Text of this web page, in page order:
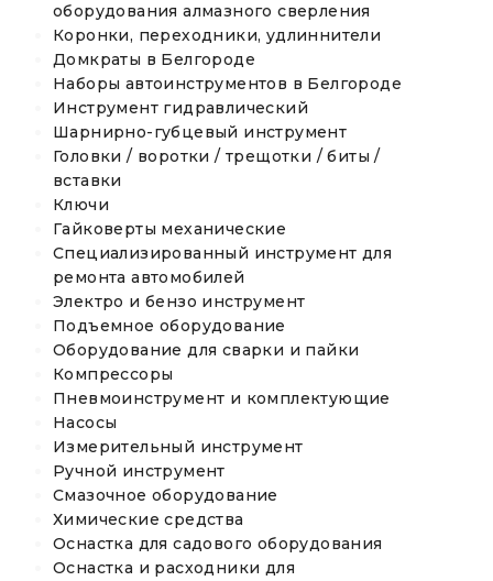
оборудования алмазного сверления
Коронки, переходники, удлиннители
Домкраты в Белгороде
Наборы автоинструментов в Белгороде
Инструмент гидравлический
Шарнирно-губцевый инструмент
Головки / воротки / трещотки / биты /
вставки
Ключи
Гайковерты механические
Специализированный инструмент для
ремонта автомобилей
Электро и бензо инструмент
Подъемное оборудование
Оборудование для сварки и пайки
Компрессоры
Пневмоинструмент и комплектующие
Насосы
Измерительный инструмент
Ручной инструмент
Смазочное оборудование
Химические средства
Оснастка для садового оборудования
Оснастка и расходники для